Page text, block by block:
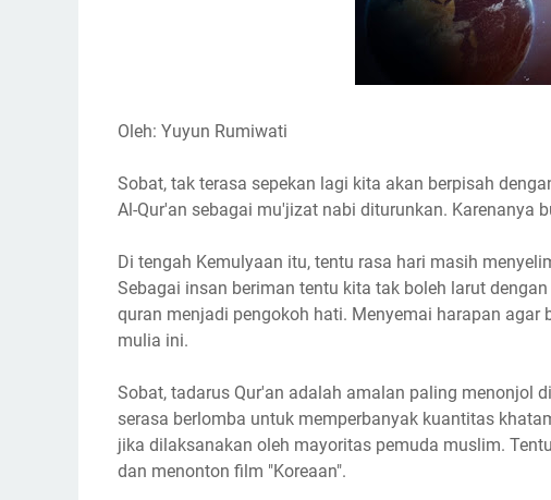
Oleh: Yuyun Rumiwati
Sobat, tak terasa sepekan lagi kita akan berpisah
Al-Qur'an sebagai mu'jizat nabi diturunkan. Karenanya
Di tengah Kemulyaan itu, tentu rasa hari masih
Sebagai insan beriman tentu kita tak boleh larut
quran menjadi pengokoh hati. Menyemai harapan
mulia ini.
Sobat, tadarus Qur'an adalah amalan paling menonjol
serasa berlomba untuk memperbanyak kuantitas
jika dilaksanakan oleh mayoritas pemuda muslim.
dan menonton film "Koreaan".